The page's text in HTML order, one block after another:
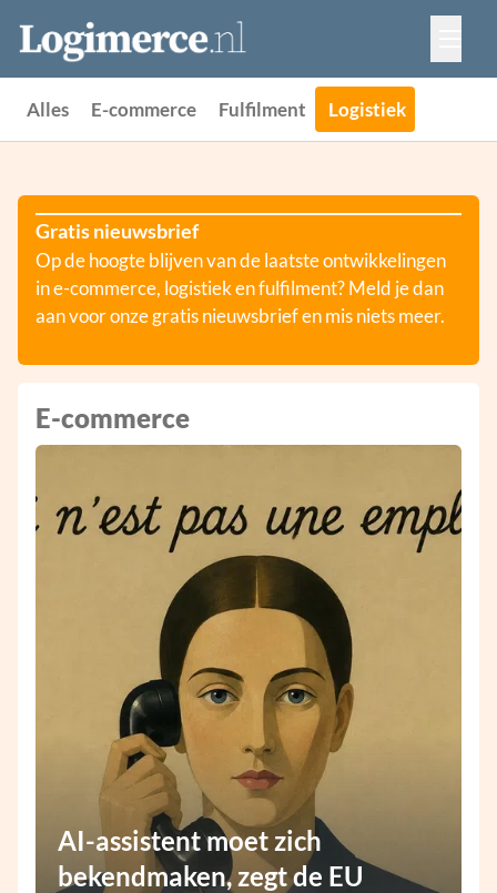
Vacatures
Events
Alles E-commerce Fulfilment Logistiek
Gratis nieuwsbrief
Op de hoogte blijven van de laatste ontwikkelingen
in e-commerce, logistiek en fulfilment? Meld je dan
aan voor onze gratis nieuwsbrief en mis niets meer.
E-commerce
AI-assistent moet zich
bekendmaken, zegt de EU